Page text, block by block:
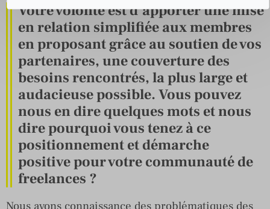
Votre volonté est d’apporter une mise
en relation simplifiée aux membres
en proposant grâce au soutien de vos
partenaires, une couverture des
besoins rencontrés, la plus large et
audacieuse possible. Vous pouvez
nous en dire quelques mots et nous
dire pourquoi vous tenez à ce
positionnement et démarche
positive pour votre communauté de
freelances ?
Nous avons connaissance des problématiques des